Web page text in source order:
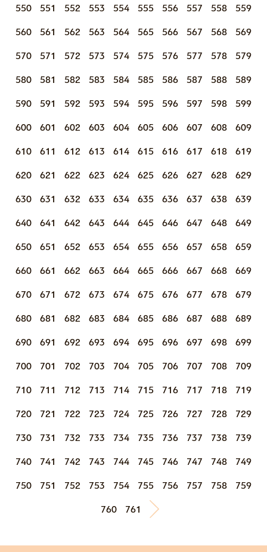
550 551 552 553 554 555 556 557 558 559
560 561 562 563 564 565 566 567 568 569
570 571 572 573 574 575 576 577 578 579
580 581 582 583 584 585 586 587 588 589
590 591 592 593 594 595 596 597 598 599
600 601 602 603 604 605 606 607 608 609
610 611 612 613 614 615 616 617 618 619
620 621 622 623 624 625 626 627 628 629
630 631 632 633 634 635 636 637 638 639
640 641 642 643 644 645 646 647 648 649
650 651 652 653 654 655 656 657 658 659
660 661 662 663 664 665 666 667 668 669
670 671 672 673 674 675 676 677 678 679
680 681 682 683 684 685 686 687 688 689
690 691 692 693 694 695 696 697 698 699
700 701 702 703 704 705 706 707 708 709
710 711 712 713 714 715 716 717 718 719
720 721 722 723 724 725 726 727 728 729
730 731 732 733 734 735 736 737 738 739
740 741 742 743 744 745 746 747 748 749
750 751 752 753 754 755 756 757 758 759
760 761